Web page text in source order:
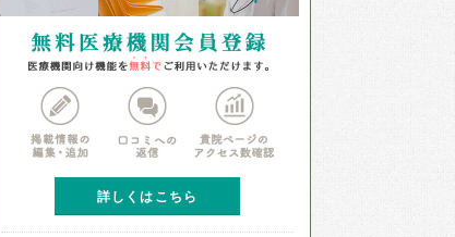
詳しくはこちら